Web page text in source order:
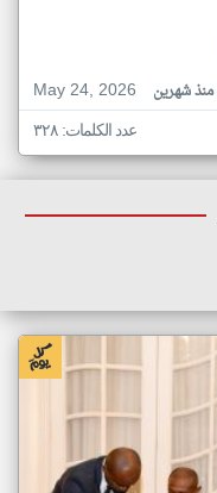
May 24, 2026
منذ شهرين
عدد الكلمات: ٣٢٨